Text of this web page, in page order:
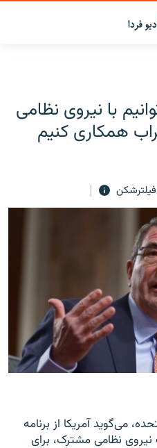
با نیروی نظامی
همکاری کنیم
می‌گوید آمریکا از برنامه
نظامی مشترک، برای